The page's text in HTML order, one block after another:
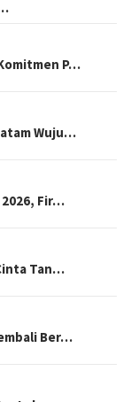
P…
Wuju…
2026, Fir…
Tan…
Ber…